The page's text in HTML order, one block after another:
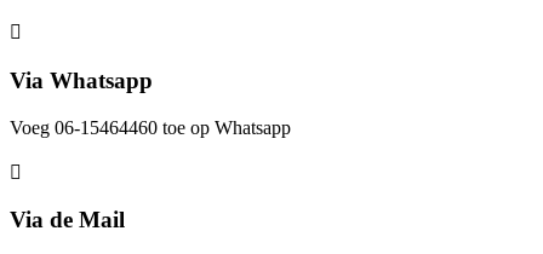
Via Whatsapp
Voeg 06-15464460 toe op Whatsapp
Via de Mail